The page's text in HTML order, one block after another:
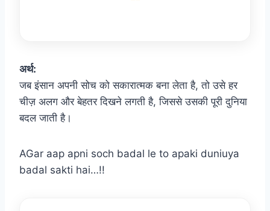
अर्थ:
जब इंसान अपनी सोच को सकारात्मक बना लेता है, तो उसे हर
चीज़ अलग और बेहतर दिखने लगती है, जिससे उसकी पूरी दुनिया
बदल जाती है।
AGar aap apni soch badal le to apaki duniuya
badal sakti hai…!!